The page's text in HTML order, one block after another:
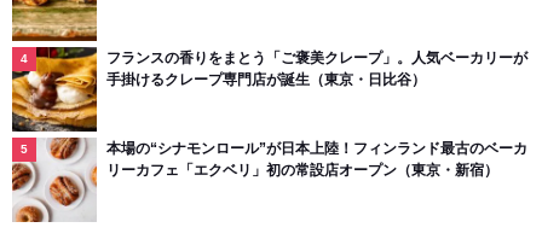
フランスの香りをまとう「ご褒美クレープ」。人気ベーカリーが
手掛けるクレープ専門店が誕生（東京・日比谷）
本場の“シナモンロール”が日本上陸！フィンランド最古のベーカ
リーカフェ「エクベリ」初の常設店オープン（東京・新宿）